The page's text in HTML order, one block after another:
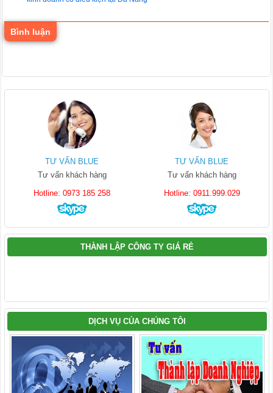
Bình luận
TƯ VẤN BLUE
Tư vấn khách hàng
Hotline: 0973 185 258
TƯ VẤN BLUE
Tư vấn khách hàng
Hotline: 0911.999.029
THÀNH LẬP CÔNG TY GIÁ RẺ
DỊCH VỤ CỦA CHÚNG TÔI